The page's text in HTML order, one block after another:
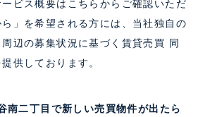
ビス概要はこちら からご確認いただ
」を希望される方には、当社独自の
辺の募集状況に基づく 賃貸売買 同
提供しております。
南二丁目で新しい売買物件が出たら